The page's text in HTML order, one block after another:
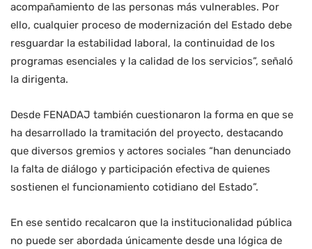
acompañamiento de las personas más vulnerables. Por
ello, cualquier proceso de modernización del Estado debe
resguardar la estabilidad laboral, la continuidad de los
programas esenciales y la calidad de los servicios”, señaló
la dirigenta.
Desde FENADAJ también cuestionaron la forma en que se
ha desarrollado la tramitación del proyecto, destacando
que diversos gremios y actores sociales “han denunciado
la falta de diálogo y participación efectiva de quienes
sostienen el funcionamiento cotidiano del Estado”.
En ese sentido recalcaron que la institucionalidad pública
no puede ser abordada únicamente desde una lógica de